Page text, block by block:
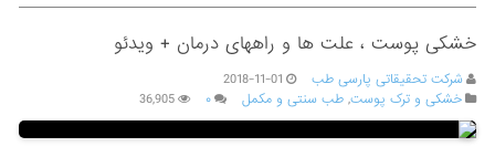
خشکی پوست ، علت ها و راههای درمان + ویدئو
شرکت تحقیقاتی پارسی طب
2018-11-01
خشکی و ترک پوست,طب سنتی و مکمل ۰ 36,905